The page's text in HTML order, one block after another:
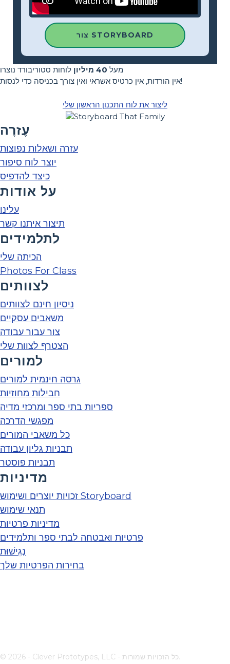
צור STORYBOARD
מעל 40 מיליון
לוחות סטוריבורד נוצרו
אין הורדות, אין כרטיס אשראי ואין צורך בכניסה כדי לנסות!
ליצור את לוח התכנון הראשון שלי
עֶזרָה
עזרה ושאלות נפוצות
יוצר לוח סיפור
כיצד להדפיס
על אודות
עלינו
תיצור איתנו קשר
לתלמידים
הכיתה שלי
Photos For Class
לצוותים
ניסיון חינם לצוותים
משאבים עסקיים
צור עבור עבודה
הצטרף לצוות שלי
למורים
גרסה חינמית למורים
חבילות מחוזיות
ספריות בתי ספר ומרכזי מדיה
מפגשי הדרכה
כל משאבי המורים
תבניות גליון עבודה
תבניות פוסטר
מדיניות
זכויות יוצרים ושימוש Storyboard
תנאי שימוש
מדיניות פרטיות
פרטיות ואבטחה לבתי ספר ותלמידים
נְגִישׁוּת
בחירות הפרטיות שלך
© 2026 - Clever Prototypes, LLC - כל הזכויות שמורות.